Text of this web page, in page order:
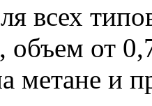
всех
объем от
метане и